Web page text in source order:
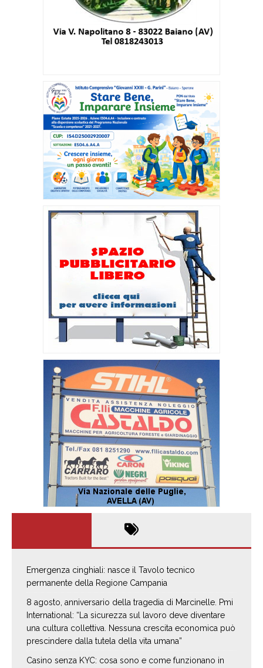
Emergenza cinghiali: nasce il Tavolo tecnico
permanente della Regione Campania
8 agosto, anniversario della tragedia di Marcinelle. Pmi
International: “La sicurezza sul lavoro deve diventare
una cultura collettiva. Nessuna crescita economica può
prescindere dalla tutela della vita umana”
Casino senza KYC: cosa sono e come funzionano in